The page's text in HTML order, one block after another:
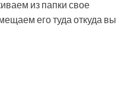
из папки свое
его туда откуда вы